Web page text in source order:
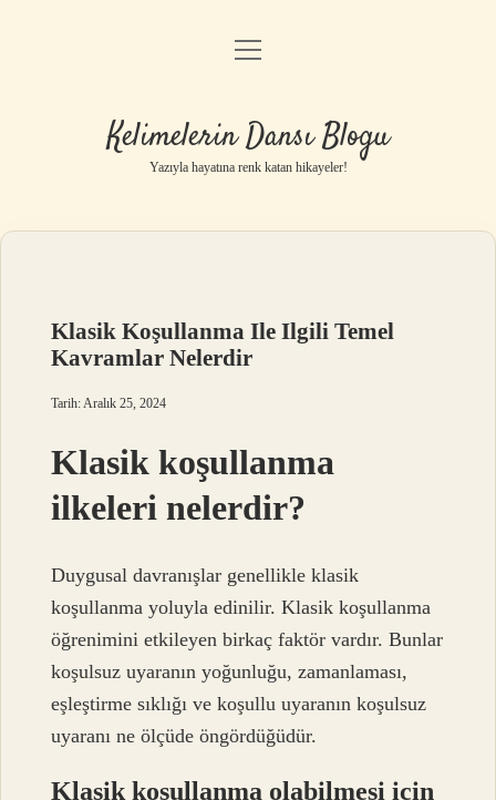
Anasayfa
Yasal Uyarı
menüyü
Kelimelerin Dansı Blogu
Yazıyla hayatına renk katan hikayeler!
Klasik Koşullanma Ile Ilgili Temel
Kavramlar Nelerdir
Tarih: Aralık 25, 2024
Klasik koşullanma
ilkeleri nelerdir?
Duygusal davranışlar genellikle klasik
koşullanma yoluyla edinilir. Klasik koşullanma
öğrenimini etkileyen birkaç faktör vardır. Bunlar
koşulsuz uyaranın yoğunluğu, zamanlaması,
eşleştirme sıklığı ve koşullu uyaranın koşulsuz
uyaranı ne ölçüde öngördüğüdür.
Klasik koşullanma olabilmesi için